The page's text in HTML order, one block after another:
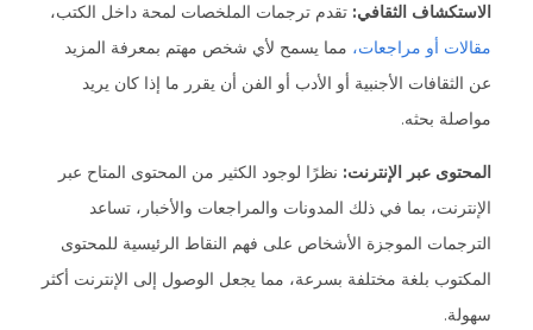
الاستكشاف الثقافي: تقدم ترجمات الملخصات لمحة داخل الكتب،
مقالات أو مراجعات، مما يسمح لأي شخص مهتم بمعرفة المزيد
عن الثقافات الأجنبية أو الأدب أو الفن أن يقرر ما إذا كان يريد
مواصلة بحثه.
المحتوى عبر الإنترنت: نظرًا لوجود الكثير من المحتوى المتاح عبر
الإنترنت، بما في ذلك المدونات والمراجعات والأخبار، تساعد
الترجمات الموجزة الأشخاص على فهم النقاط الرئيسية للمحتوى
المكتوب بلغة مختلفة بسرعة، مما يجعل الوصول إلى الإنترنت أكثر
سهولة.